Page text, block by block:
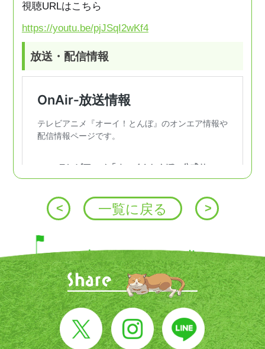
視聴URLはこちら
https://youtu.be/pjJSqI2wKf4
放送・配信情報
投
ナ
ビ
ゲ
ー
シ
ョ
< 一覧に戻る >